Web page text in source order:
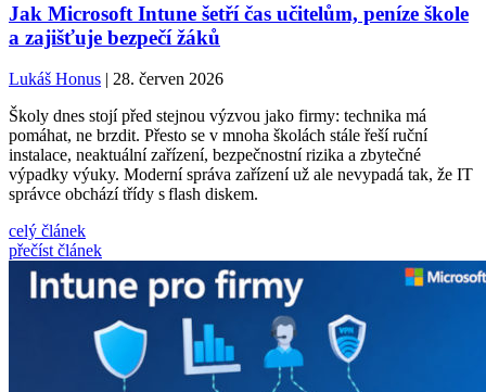
Jak Microsoft Intune šetří čas učitelům, peníze škole
a zajišťuje bezpečí žáků
Lukáš Honus | 28. červen 2026
Školy dnes stojí před stejnou výzvou jako firmy: technika má
pomáhat, ne brzdit. Přesto se v mnoha školách stále řeší ruční
instalace, neaktuální zařízení, bezpečnostní rizika a zbytečné
výpadky výuky. Moderní správa zařízení už ale nevypadá tak, že IT
správce obchází třídy s flash diskem.
celý článek
přečíst článek